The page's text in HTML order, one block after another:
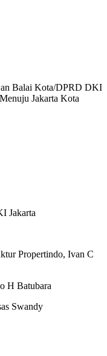
Balai Kota/DPRD DKI
Jakarta Kota
Jakarta
Propertindo, Ivan C
H Batubara
Swandy